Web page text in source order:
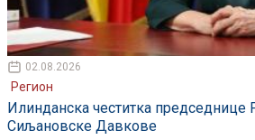
02.08.2026
Регион
Илинданска честитка
Сиљановске Давкове